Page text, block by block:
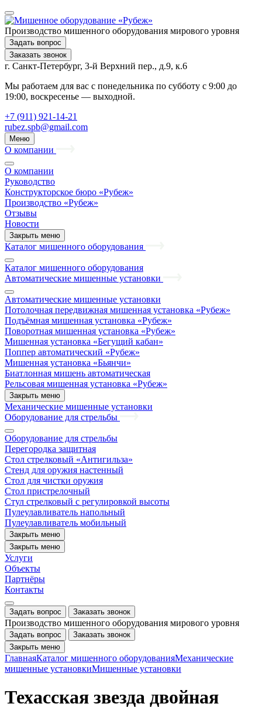
Производство мишенного оборудования мирового уровня
Задать вопрос
Заказать звонок
г. Санкт-Петербург, 3-й Верхний пер., д.9, к.6
Мы работаем для вас с понедельника по субботу с 9:00 до
19:00, воскресенье — выходной.
+7 (911) 921-14-21
rubez.spb@gmail.com
Меню
О компании
О компании
Руководство
Конструкторское бюро «Рубеж»
Производство «Рубеж»
Отзывы
Новости
Закрыть меню
Каталог мишенного оборудования
Каталог мишенного оборудования
Автоматические мишенные установки
Автоматические мишенные установки
Потолочная передвижная мишенная установка «Рубеж»
Подъёмная мишенная установка «Рубеж»
Поворотная мишенная установка «Рубеж»
Мишенная установка «Бегущий кабан»
Поппер автоматический «Рубеж»
Мишенная установка «Бьянчи»
Биатлонная мишень автоматическая
Рельсовая мишенная установка «Рубеж»
Закрыть меню
Механические мишенные установки
Оборудование для стрельбы
Оборудование для стрельбы
Перегородка защитная
Стол стрелковый «Антигильза»
Стенд для оружия настенный
Стол для чистки оружия
Стол пристрелочный
Стул стрелковый с регулировкой высоты
Пулеулавливатель напольный
Пулеулавливатель мобильный
Закрыть меню
Закрыть меню
Услуги
Объекты
Партнёры
Контакты
Задать вопрос Заказать звонок
Производство мишенного оборудования мирового уровня
Задать вопрос
Заказать звонок
Закрыть меню
ГлавнаяКаталог мишенного оборудованияМеханические
мишенные установкиМишенные установки
Техасская звезда двойная